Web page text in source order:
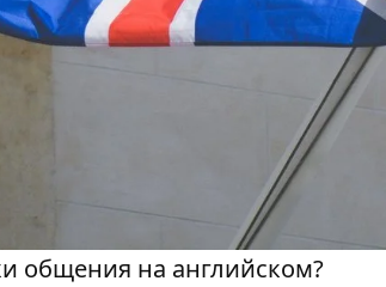
общения на английском?